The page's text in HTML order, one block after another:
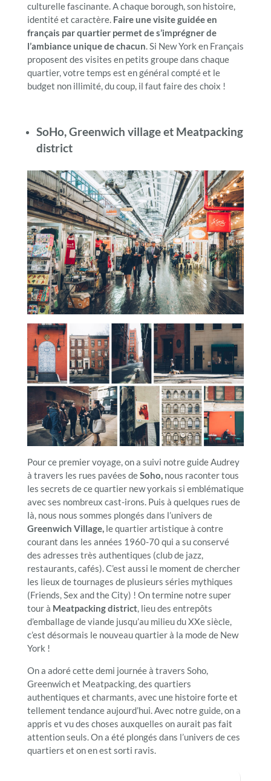
culturelle fascinante. A chaque borough, son histoire,
identité et caractère. Faire une visite guidée en
français par quartier permet de s’imprégner de
l’ambiance unique de chacun. Si New York en Français
proposent des visites en petits groupe dans chaque
quartier, votre temps est en général compté et le
budget non illimité, du coup, il faut faire des choix !
SoHo, Greenwich village et Meatpacking
district
Pour ce premier voyage, on a suivi notre guide Audrey
à travers les rues pavées deSoho, nous raconter tous
les secrets de ce quartier new yorkais si emblématique
avec ses nombreux cast-irons. Puis à quelques rues de
là, nous nous sommes plongés dans l’univers de
Greenwich Village, le quartier artistique à contre
courant dans les années 1960-70 qui a su conservé
des adresses très authentiques (club de jazz,
restaurants, cafés). C’est aussi le moment de chercher
les lieux de tournages de plusieurs séries mythiques
(Friends, Sex and the City) ! On termine notre super
tour à Meatpacking district, lieu des entrepôts
d’emballage de viande jusqu’au milieu du XXe siècle,
c’est désormais le nouveau quartier à la mode de New
York !
On a adoré cette demi journée à travers Soho,
Greenwich et Meatpacking, des quartiers
authentiques et charmants, avec une histoire forte et
tellement tendance aujourd’hui. Avec notre guide, on a
appris et vu des choses auxquelles on aurait pas fait
attention seuls. On a été plongés dans l’univers de ces
quartiers et on en est sorti ravis.